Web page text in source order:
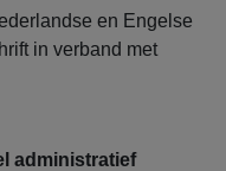
en Engelse
in verband met
administratief